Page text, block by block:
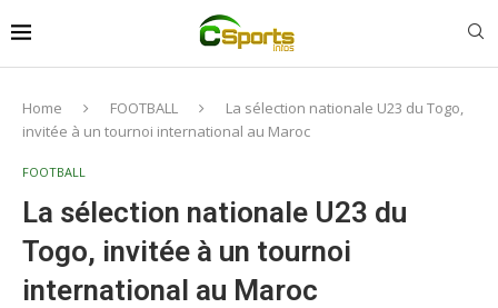
Home FOOTBALL
La sélection nationale U23 du Togo,
invitée à un tournoi international au Maroc
FOOTBALL
La sélection nationale U23 du
Togo, invitée à un tournoi
international au Maroc